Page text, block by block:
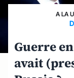
A LA
Guerre
avait